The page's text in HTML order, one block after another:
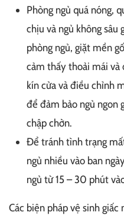
Phòng ngủ quá nóng,
chịu và ngủ không sâu
phòng ngủ, giặt mền
cảm thấy thoải mái và
kín cửa và điều chỉnh
để đảm bảo ngủ ngon
chập chờn.
Để tránh tình trạng
ngủ nhiều vào ban
ngủ từ 15 – 30 phút
Các biện pháp vệ sinh